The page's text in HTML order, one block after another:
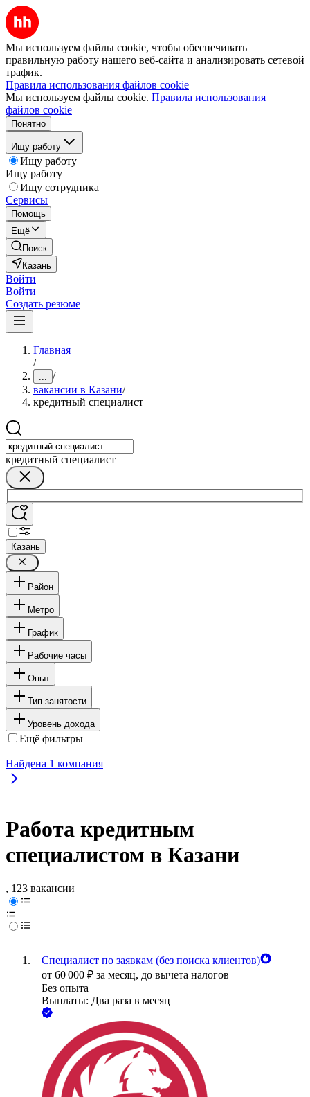
Мы используем файлы cookie, чтобы обеспечивать
правильную работу нашего веб-сайта и анализировать сетевой
трафик.
Правила использования файлов cookie
Мы используем файлы cookie. Правила использования
файлов cookie
Понятно
Ищу работу
Ищу работу
Ищу работу
Ищу сотрудника
Сервисы
Помощь
Ещё
Поиск
Казань
Войти
Войти
Создать резюме
Главная
/
... /
вакансии в Казани/
кредитный специалист
кредитный специалист
Казань
Район
Метро
График
Рабочие часы
Опыт
Тип занятости
Уровень дохода
Ещё фильтры
Найдена 1 компания
Работа кредитным
специалистом в Казани
, 123 вакансии
Специалист по заявкам (без поиска клиентов)
от 60 000 ₽ за месяц, до вычета налогов
Без опыта
Выплаты: Два раза в месяц